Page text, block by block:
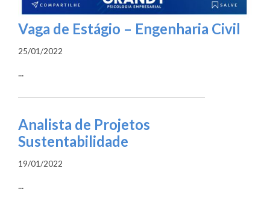
Vaga de Estágio – Engenharia Civil
25/01/2022
...
Analista de Projetos
Sustentabilidade
19/01/2022
...